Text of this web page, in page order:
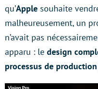
qu’Apple souhaite
malheureusement, un
n’avait pas
apparu : le design
processus de